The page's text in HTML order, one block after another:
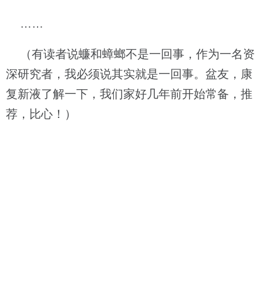
……
（有读者说蠊和蟑螂不是一回事，作为一名资
深研究者，我必须说其实就是一回事。盆友，康
复新液了解一下，我们家好几年前开始常备，推
荐，比心！）